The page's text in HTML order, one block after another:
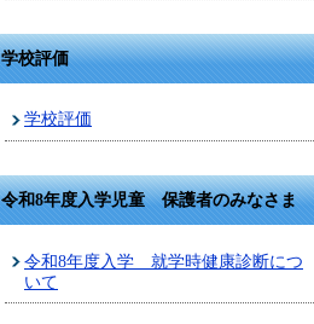
学校評価
学校評価
令和8年度入学児童 保護者のみなさま
令和8年度入学 就学時健康診断につ
いて